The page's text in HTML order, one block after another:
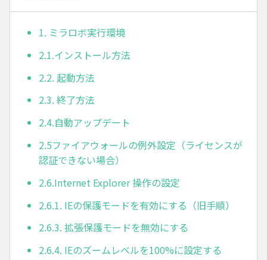
1. ミラロボ実行環境
2.1.インストール方法
2.2. 起動方法
2.3. 終了方法
2.4.自動アップデート
2.5ファイアウォールの例外設定（ライセンスが
認証できない場合）
2.6.Internet Explorer 操作の設定
2.6.1. IEの保護モードを有効にする（旧手順）
2.6.3. 拡張保護モードを無効にする
2.6.4. IEのズームレベルを100%に設定する